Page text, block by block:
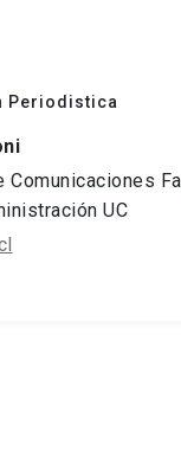
Periodistica
Comunicaciones
UC